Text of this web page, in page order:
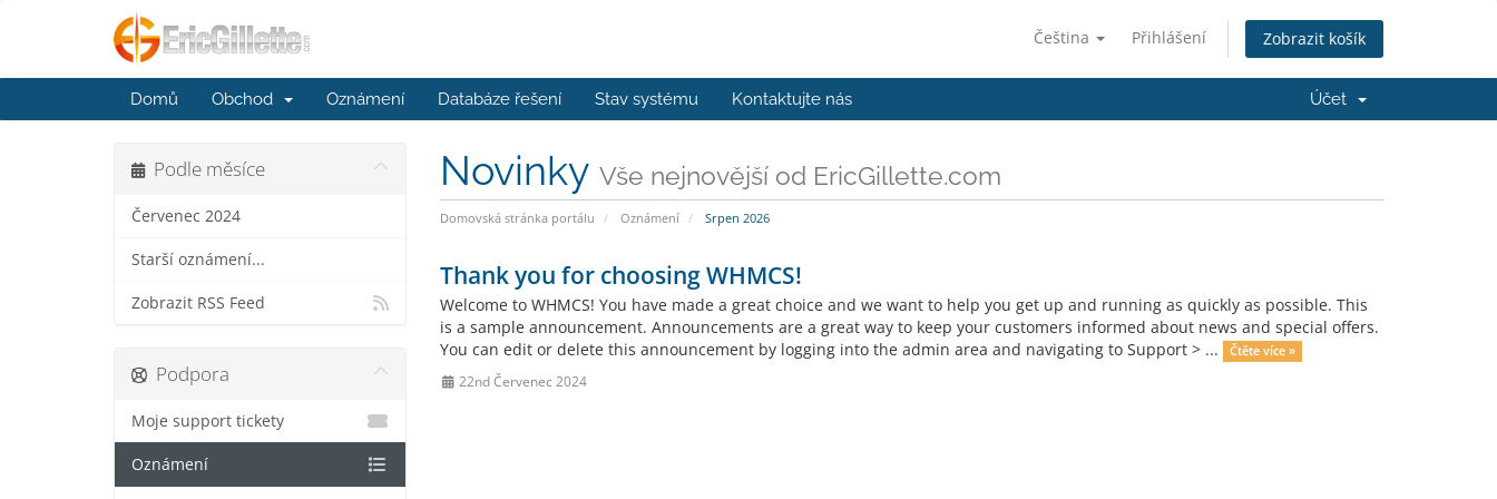
Čeština Přihlášení Zobrazit košík
Domů Obchod Oznámení Databáze řešení Stav systému Kontaktujte nás Účet
Novinky Vše nejnovější od EricGillette.com
Domovská stránka portálu Oznámení Srpen 2026
Podle měsíce
Červenec 2024
Starší oznámení...
Zobrazit RSS Feed
Thank you for choosing WHMCS!
Welcome to WHMCS! You have made a great choice and we want to help you get up and running as quickly as possible. This
is a sample announcement. Announcements are a great way to keep your customers informed about news and special offers.
You can edit or delete this announcement by logging into the admin area and navigating to Support > ...
Čtěte více »
22nd Červenec 2024
Podpora
Moje support tickety
Oznámení